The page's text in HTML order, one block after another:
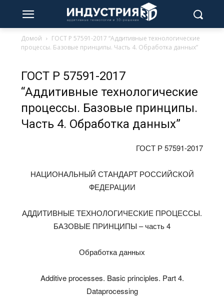
Домой
ГОСТ Р 57591-2017 “Аддитивные технологические
процессы. Базовые принципы. Часть 4. Обработка данных”
ГОСТ Р 57591-2017
“Аддитивные технологические
процессы. Базовые принципы.
Часть 4. Обработка данных”
ГОСТ Р 57591-2017
НАЦИОНАЛЬНЫЙ СТАНДАРТ РОССИЙСКОЙ
ФЕДЕРАЦИИ
АДДИТИВНЫЕ ТЕХНОЛОГИЧЕСКИЕ ПРОЦЕССЫ.
БАЗОВЫЕ ПРИНЦИПЫ – часть 4
Обработка данных
Additive processes. Basic principles. Part 4.
Dataprocessing